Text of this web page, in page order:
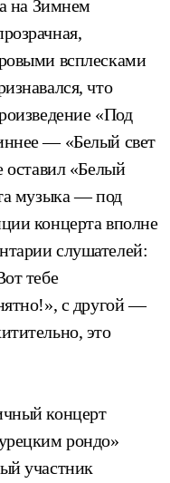
на Зимнем
всплесками
что
«Под
— «Белый свет
оставил «Белый
музыка — под
концерта вполне
слушателей:
тебе
с другой —
это
концерт
рондо»
участник